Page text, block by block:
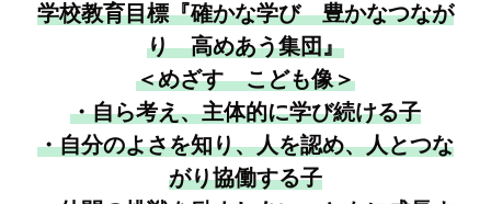
学校教育目標『確かな学び 豊かなつなが
り 高めあう集団』
＜めざす こども像＞
・自ら考え、主体的に学び続ける子
・自分のよさを知り、人を認め、人とつな
がり協働する子